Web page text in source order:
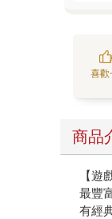
喜歡
商品
【遊
最豐
有經